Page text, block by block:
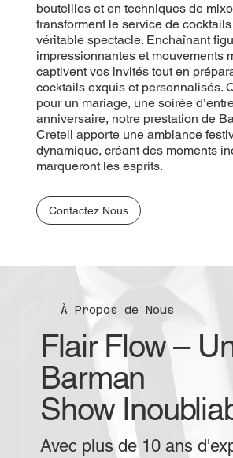
bouteilles et en techniques de
transforment le service de
véritable spectacle. Enchaînant
impressionnantes et mouvements
captivent vos invités tout en
cocktails exquis et personnalisés.
pour un mariage, une soirée
anniversaire, notre prestation de
Creteil apporte une ambiance
dynamique, créant des moments
marqueront les esprits.
Contactez Nous
À Propos de Nous
Flair Flow –
Barman
Show
Avec plus de 10 ans